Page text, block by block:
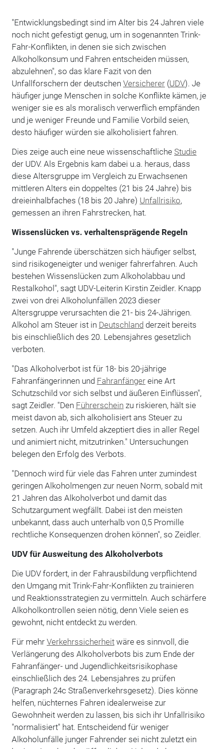
"Entwicklungsbedingt sind im Alter bis 24 Jahren viele
noch nicht gefestigt genug, um in sogenannten Trink-
Fahr-Konflikten, in denen sie sich zwischen
Alkoholkonsum und Fahren entscheiden müssen,
abzulehnen", so das klare Fazit von den
Unfallforschern der deutschen Versicherer(UDV). Je
häufiger junge Menschen in solche Konflikte kämen, je
weniger sie es als moralisch verwerflich empfänden
und je weniger Freunde und Familie Vorbild seien,
desto häufiger würden sie alkoholisiert fahren.
Dies zeige auch eine neue wissenschaftliche Studie
der UDV. Als Ergebnis kam dabei u.a. heraus, dass
diese Altersgruppe im Vergleich zu Erwachsenen
mittleren Alters ein doppeltes (21 bis 24 Jahre) bis
dreieinhalbfaches (18 bis 20 Jahre) Unfallrisiko,
gemessen an ihren Fahrstrecken, hat.
Wissenslücken vs. verhaltensprägende Regeln
"Junge Fahrende überschätzen sich häufiger selbst,
sind risikogeneigter und weniger fahrerfahren. Auch
bestehen Wissenslücken zum Alkoholabbau und
Restalkohol", sagt UDV-Leiterin Kirstin Zeidler. Knapp
zwei von drei Alkoholunfällen 2023 dieser
Altersgruppe verursachten die 21- bis 24-Jährigen.
Alkohol am Steuer ist in Deutschland derzeit bereits
bis einschließlich des 20. Lebensjahres gesetzlich
verboten.
"Das Alkoholverbot ist für 18- bis 20-jährige
Fahranfängerinnen und Fahranfängereine Art
Schutzschild vor sich selbst und äußeren Einflüssen",
sagt Zeidler. "Den Führerschein zu riskieren, hält sie
meist davon ab, sich alkoholisiert ans Steuer zu
setzen. Auch ihr Umfeld akzeptiert dies in aller Regel
und animiert nicht, mitzutrinken." Untersuchungen
belegen den Erfolg des Verbots.
"Dennoch wird für viele das Fahren unter zumindest
geringen Alkoholmengen zur neuen Norm, sobald mit
21 Jahren das Alkoholverbot und damit das
Schutzargument wegfällt. Dabei ist den meisten
unbekannt, dass auch unterhalb von 0,5 Promille
rechtliche Konsequenzen drohen können", so Zeidler.
UDV für Ausweitung des Alkoholverbots
Die UDV fordert, in der Fahrausbildung verpflichtend
den Umgang mit Trink-Fahr-Konflikten zu trainieren
und Reaktionsstrategien zu vermitteln. Auch schärfere
Alkoholkontrollen seien nötig, denn Viele seien es
gewohnt, nicht entdeckt zu werden.
Für mehr Verkehrssicherheitwäre es sinnvoll, die
Verlängerung des Alkoholverbots bis zum Ende der
Fahranfänger- und Jugendlichkeitsrisikophase
einschließlich des 24. Lebensjahres zu prüfen
(Paragraph 24c Straßenverkehrsgesetz). Dies könne
helfen, nüchternes Fahren idealerweise zur
Gewohnheit werden zu lassen, bis sich ihr Unfallrisiko
"normalisiert" hat. Entscheidend für weniger
Alkoholunfälle junger Fahrender sei nicht zuletzt ein